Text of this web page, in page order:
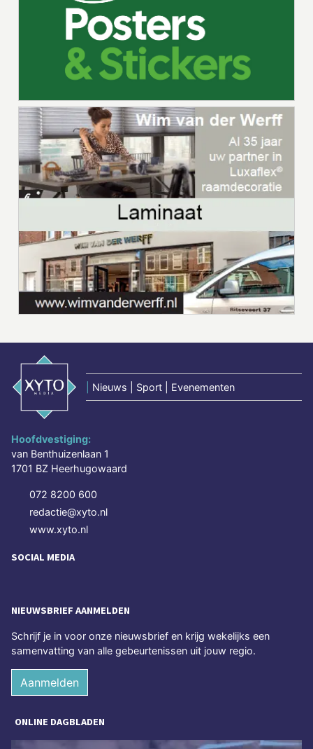
Nieuws | Sport | Evenementen
Hoofdvestiging:
van Benthuizenlaan 1
1701 BZ Heerhugowaard
072 8200 600
redactie@xyto.nl
www.xyto.nl
SOCIAL MEDIA
NIEUWSBRIEF AANMELDEN
Schrijf je in voor onze nieuwsbrief en krijg wekelijks een
samenvatting van alle gebeurtenissen uit jouw regio.
Aanmelden
ONLINE DAGBLADEN